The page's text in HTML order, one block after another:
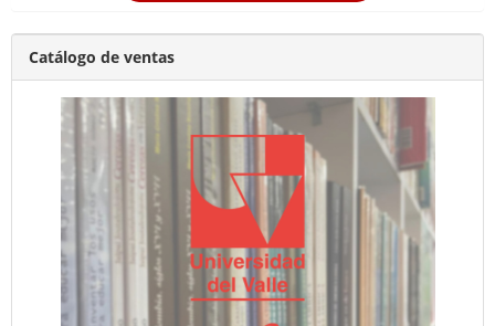
Catálogo de ventas